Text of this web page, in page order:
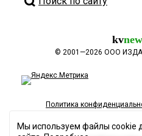
kv
© 2001—2026 ООО
Политика
Мы используем файлы cookie